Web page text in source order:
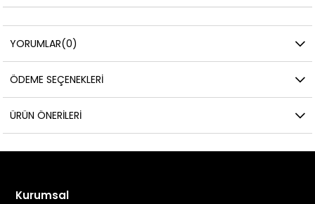
YORUMLAR(0)
ÖDEME SEÇENEKLERI
ÜRÜN ÖNERILERI
Kurumsal